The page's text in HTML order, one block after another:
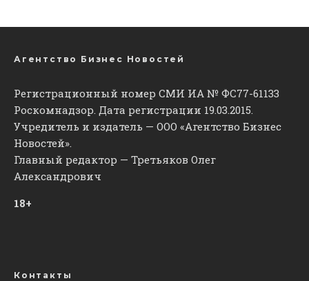
Агентство Бизнес Новостей
Регистрационный номер СМИ ИА № ФС77-61133
Роскомнадзор. Дата регистрации 19.03.2015.
Учредитель и издатель — ООО «Агентство Бизнес
Новостей».
Главный редактор — Третьяков Олег
Александрович
18+
Контакты